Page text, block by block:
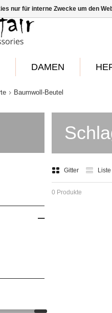
DAMEN
Baumwoll-Beutel
Gitter Liste
0 Produkte
–
nur für interne Zwecke um den